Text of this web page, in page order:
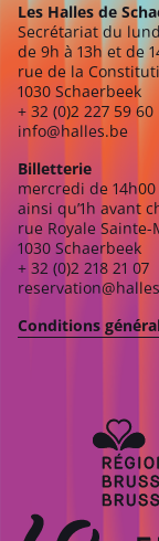
Les Halles de
Secrétariat du
de 9h à 13h et de
rue de la
1030 Schaerbeek
+ 32 (0)2 227 59 60
info@halles.be
Billetterie
mercredi de 14h00
ainsi qu’1h avant
rue Royale Sainte-
1030 Schaerbeek
+ 32 (0)2 218 21 07
Conditions